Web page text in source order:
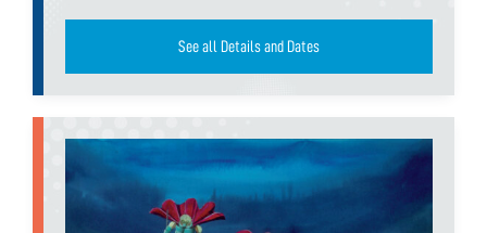
See all Details and Dates